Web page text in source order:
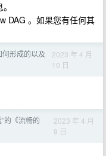
DAG 。如果您有任何其
形成的以及
2023 年 4 月
10 日
的《流畅的
2023 年 4 月
9 日